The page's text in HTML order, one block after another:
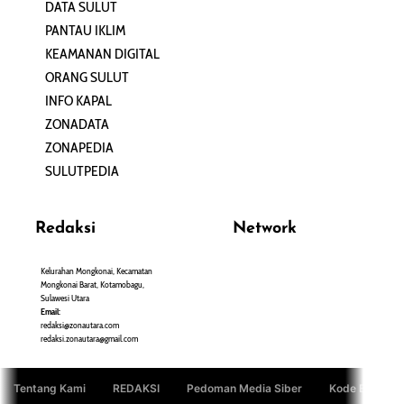
DATA SULUT
PANTAU IKLIM
KEAMANAN DIGITAL
ORANG SULUT
INFO KAPAL
ZONADATA
ZONAPEDIA
SULUTPEDIA
Redaksi
Kelurahan Mongkonai, Kecamatan
Mongkonai Barat, Kotamobagu,
Sulawesi Utara
Email:
redaksi@zonautara.com
redaksi.zonautara@gmail.com
Network
Tentang Kami REDAKSI Pedoman Media Siber Kode Etik